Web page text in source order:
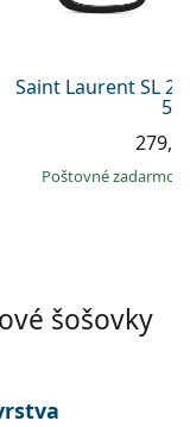
Saint Laurent SL
53
Poštovné zadarmo
šošovky